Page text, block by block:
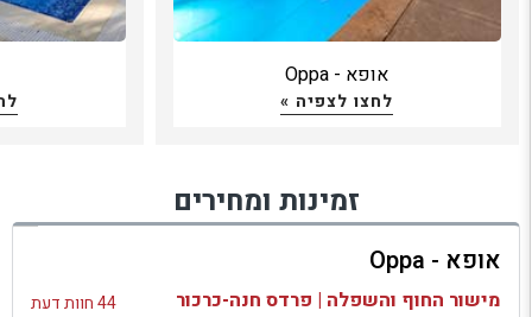
ללא בריכה מתגבר בעונות החורף, כאשר בריכות שחיה בווילות רבות
הופכות ללא רלוונטיות ובאחרות פועלות עם חימום אשר מייקר
במיוחד את מחיר ההשכרה של הווילה.
אופא - Oppa
לחצו לצפיה »
זמינות ומחירים
אופא - Oppa
מישור החוף והשפלה | פרדס חנה-כרכור 44 חוות דעת